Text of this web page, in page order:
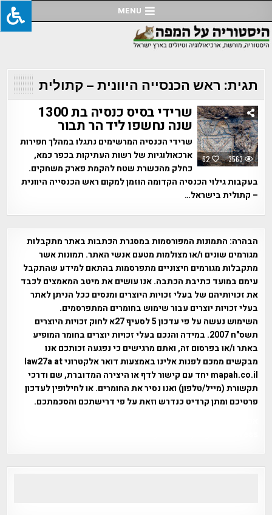
to
content
MENU
תגית: ראש הכנסייה היוונית – קתולית
62 3563
שרידי בסיס כנסיה בת 1300
שנה נחשפו ליד הר תבור
שרידי הכנסיה המרשימים נתגלו במהלך חפירות
ארכאולוגיות של רשות העתיקות בכפר כמא,
כחלק מהכשרת שטח להקמת פארק משחקים.
בעקבות גילוי הכנסיה הקדומה הוזמן למקום ראש הכנסייה היוונית
– קתולית בישראל…
הבהרה: התמונות המפורסמות במסגרת הכתבות באתר מתקבלות
מגורמים שונים ו/או מצולמות מטעם אנשי האתר. תמונות אשר
מתקבלות מגורמים חיצוניים מתפרסמות בהתאם למידע שהתקבל
עימם במועד כתיבת הכתבה. אנו עושים את מיטב המאמצים לכבד
את זכויותיהם של בעלי זכויות היוצרים ומנסים ככל הניתן לאתר
בעלי זכויות יוצרים עבור שימוש בחומרים המתפרסמים.
השימוש נעשה על פי עדכון 5 לסעיף 27א לחוק זכויות היוצרים
תשס"ח 2007. במידה והנכם בעלי זכויות יוצרים בחומר המופיע
באתר ו/או בפרסום זה, ואתם מרגישים כי נפגעה זכותכם אנו
מבקשים ממכם לפנות אלינו באמצעות דואר אלקטרוני law27a at
mapah.co.il יחד עם קישור לדף או היצירה המדוברת, שם ודרכי
תקשורת (מייל/טלפון) ואנו נסיר את החומרים. או לחילופין לעדכון
פרטיכם ומתן קרדיט כנדרש וזאת על פי דרישתכם והסכמתכם.